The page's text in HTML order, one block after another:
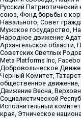
Русский
союз, Фонд борьбы с
Навального, Совет
Мужское государство,
Народное движение
Архангельской
Советских Светлых
Meta Platforms Inc,
Добровольческое
Черный Комитет,
общественное
Движение Весна,
Социалистической
Исполнительный
края, Этническое